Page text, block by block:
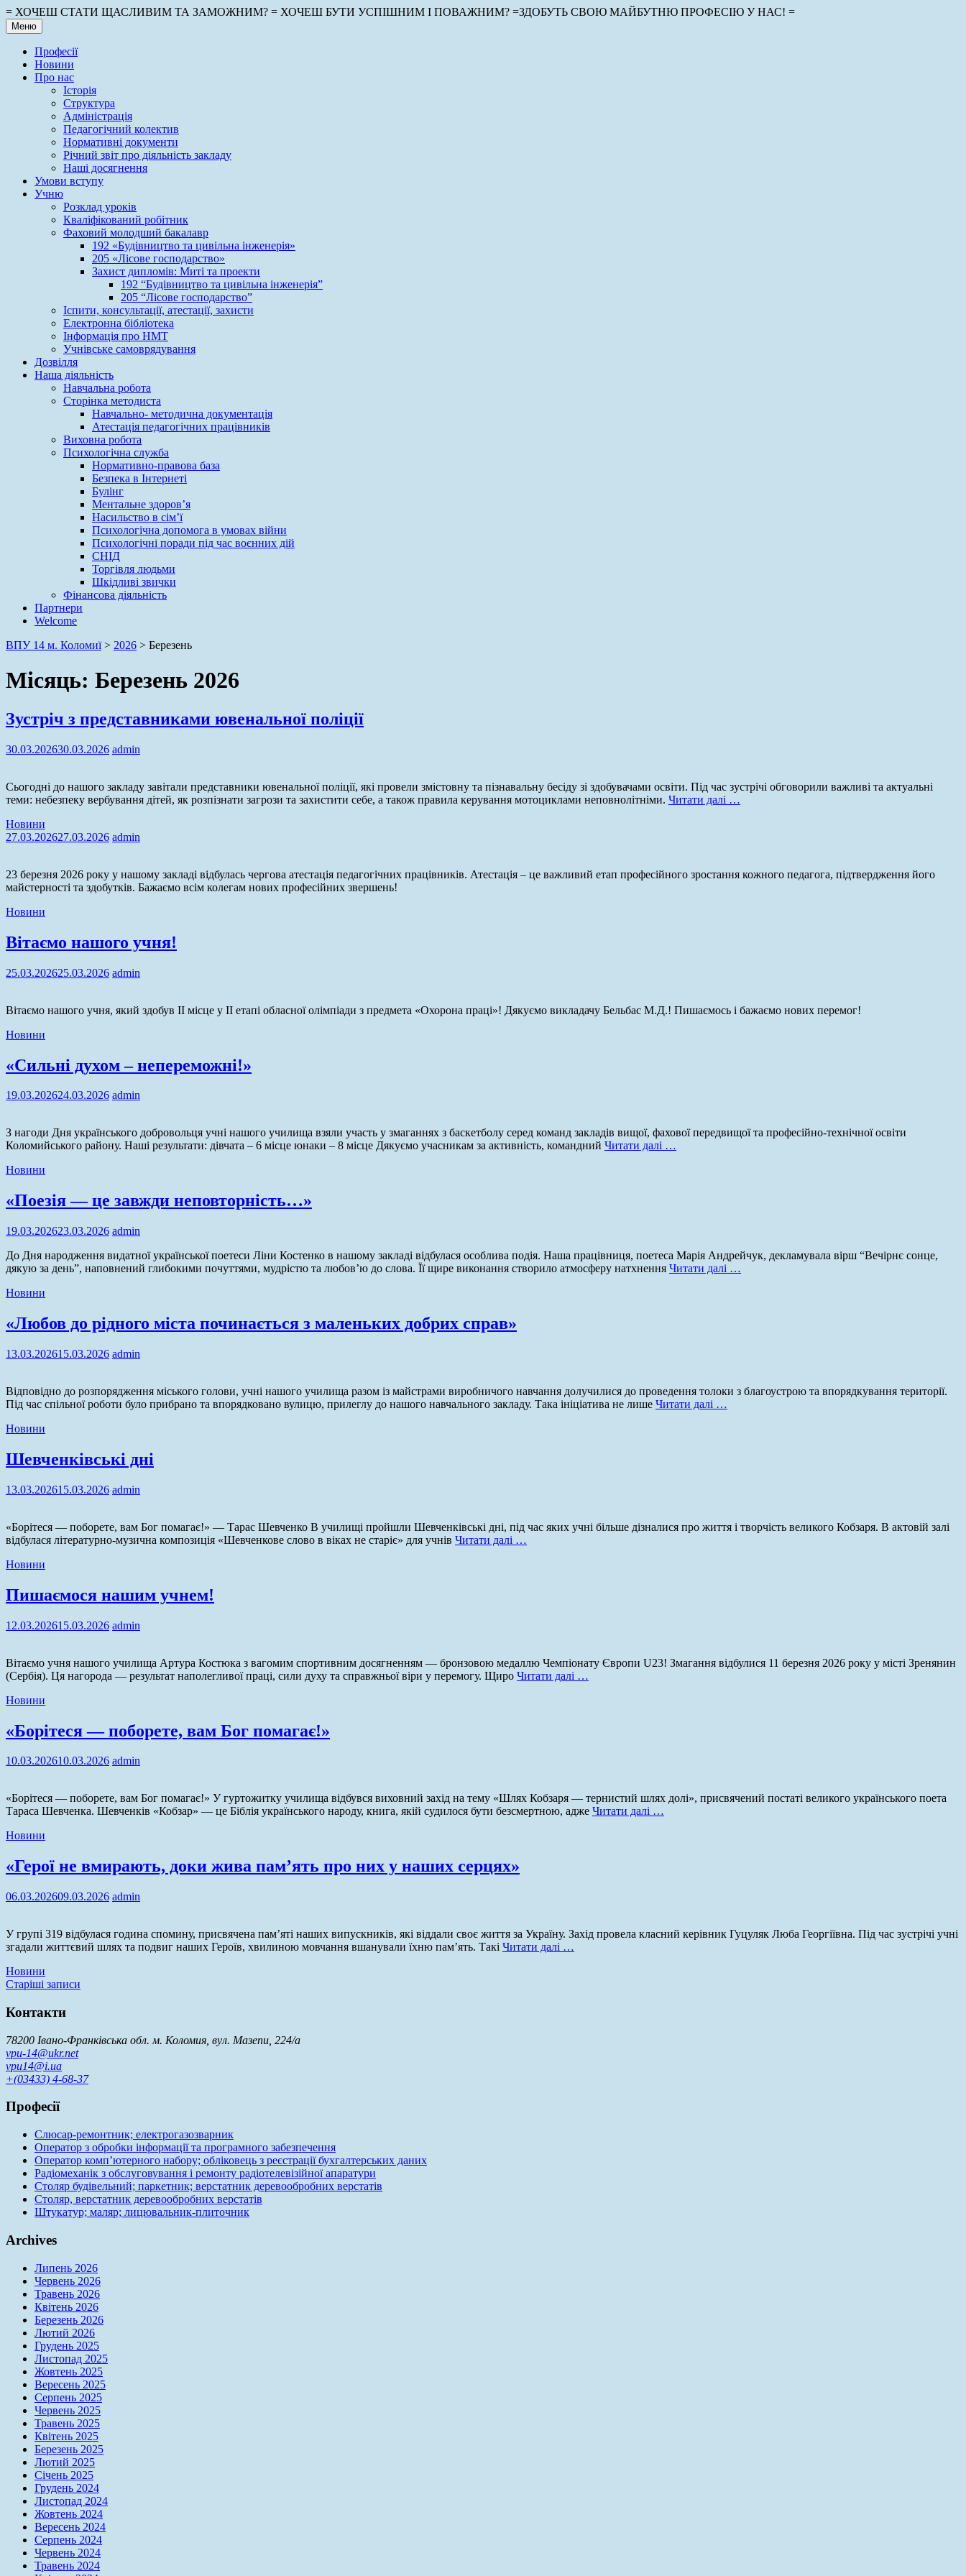
Перейти
до
вмісту
= ХОЧЕШ СТАТИ ЩАСЛИВИМ ТА ЗАМОЖНИМ? = ХОЧЕШ БУТИ УСПІШНИМ І ПОВАЖНИМ? =ЗДОБУТЬ СВОЮ МАЙБУТНЮ ПРОФЕСІЮ У НАС! =
Меню
Професії
Новини
Про нас
Історія
Структура
Адміністрація
Педагогічний колектив
Нормативні документи
Річний звіт про діяльність закладу
Наші досягнення
Умови вступу
Учню
Розклад уроків
Кваліфікований робітник
Фаховий молодший бакалавр
192 «Будівництво та цивільна інженерія»
205 «Лісове господарство»
Захист дипломів: Миті та проекти
192 “Будівництво та цивільна інженерія”
205 “Лісове господарство”
Іспити, консультації, атестації, захисти
Електронна бібліотека
Інформація про НМТ
Учнівське самоврядування
Дозвілля
Наша діяльність
Навчальна робота
Сторінка методиста
Навчально- методична документація
Атестація педагогічних працівників
Виховна робота
Психологічна служба
Нормативно-правова база
Безпека в Інтернеті
Булінг
Ментальне здоров’я
Насильство в сім’ї
Психологічна допомога в умовах війни
Психологічні поради під час воєнних дій
СНІД
Торгівля людьми
Шкідливі звички
Фінансова діяльність
Партнери
Welcome
ВПУ 14 м. Коломиї> 2026 > Березень
Місяць: Березень 2026
Зустріч з представниками ювенальної поліції
30.03.202630.03.2026 admin
Сьогодні до нашого закладу завітали представники ювенальної поліції, які провели змістовну та пізнавальну бесіду зі здобувачами освіти. Під час зустрічі обговорили важливі та актуальні
теми: небезпеку вербування дітей, як розпізнати загрози та захистити себе, а також правила керування мотоциклами неповнолітніми. Читати далі …
Новини
27.03.202627.03.2026 admin
23 березня 2026 року у нашому закладі відбулась чергова атестація педагогічних працівників. Атестація – це важливий етап професійного зростання кожного педагога, підтвердження його
майстерності та здобутків. Бажаємо всім колегам нових професійних звершень!
Новини
Вітаємо нашого учня!
25.03.202625.03.2026 admin
Вітаємо нашого учня, який здобув ІІ місце у ІІ етапі обласної олімпіади з предмета «Охорона праці»! Дякуємо викладачу Бельбас М.Д.! Пишаємось і бажаємо нових перемог!
Новини
«Сильні духом – непереможні!»
19.03.202624.03.2026 admin
З нагоди Дня українського добровольця учні нашого училища взяли участь у змаганнях з баскетболу серед команд закладів вищої, фахової передвищої та професійно-технічної освіти
Коломийського району. Наші результати: дівчата – 6 місце юнаки – 8 місце Дякуємо учасникам за активність, командний Читати далі …
Новини
«Поезія — це завжди неповторність…»
19.03.202623.03.2026 admin
До Дня народження видатної української поетеси Ліни Костенко в нашому закладі відбулася особлива подія. Наша працівниця, поетеса Марія Андрейчук, декламувала вірш “Вечірнє сонце,
дякую за день”, наповнений глибокими почуттями, мудрістю та любов’ю до слова. Її щире виконання створило атмосферу натхнення Читати далі …
Новини
«Любов до рідного міста починається з маленьких добрих справ»
13.03.202615.03.2026 admin
Відповідно до розпорядження міського голови, учні нашого училища разом із майстрами виробничого навчання долучилися до проведення толоки з благоустрою та впорядкування території.
Під час спільної роботи було прибрано та впорядковано вулицю, прилеглу до нашого навчального закладу. Така ініціатива не лише Читати далі …
Новини
Шевченківські дні
13.03.202615.03.2026 admin
«Борітеся — поборете, вам Бог помагає!» — Тарас Шевченко В училищі пройшли Шевченківські дні, під час яких учні більше дізналися про життя і творчість великого Кобзаря. В актовій залі
відбулася літературно-музична композиція «Шевченкове слово в віках не старіє» для учнів Читати далі …
Новини
Пишаємося нашим учнем!
12.03.202615.03.2026 admin
Вітаємо учня нашого училища Артура Костюка з вагомим спортивним досягненням — бронзовою медаллю Чемпіонату Європи U23! Змагання відбулися 11 березня 2026 року у місті Зренянин
(Сербія). Ця нагорода — результат наполегливої праці, сили духу та справжньої віри у перемогу. Щиро Читати далі …
Новини
«Борітеся — поборете, вам Бог помагає!»
10.03.202610.03.2026 admin
«Борітеся — поборете, вам Бог помагає!» У гуртожитку училища відбувся виховний захід на тему «Шлях Кобзаря — тернистий шлях долі», присвячений постаті великого українського поета
Тараса Шевченка. Шевченків «Кобзар» — це Біблія українського народу, книга, якій судилося бути безсмертною, адже Читати далі …
Новини
«Герої не вмирають, доки жива пам’ять про них у наших серцях»
06.03.202609.03.2026 admin
У групі 319 відбулася година спомину, присвячена пам’яті наших випускників, які віддали своє життя за Україну. Захід провела класний керівник Гуцуляк Люба Георгіївна. Під час зустрічі учні
згадали життєвий шлях та подвиг наших Героїв, хвилиною мовчання вшанували їхню пам’ять. Такі Читати далі …
Новини
Навігація
за
Старіші записи
Контакти
78200 Івано-Франківська обл. м. Коломия, вул. Мазепи, 224/а
vpu-14@ukr.net
vpu14@i.ua
+(03433) 4-68-37
Професії
Слюсар-ремонтник; електрогазозварник
Оператор з обробки інформації та програмного забезпечення
Оператор комп’ютерного набору; обліковець з реєстрації бухгалтерських даних
Радіомеханік з обслуговування і ремонту радіотелевізійної апаратури
Столяр будівельний; паркетник; верстатник деревообробних верстатів
Столяр, верстатник деревообробних верстатів
Штукатур; маляр; лицювальник-плиточник
Archives
Липень 2026
Червень 2026
Травень 2026
Квітень 2026
Березень 2026
Лютий 2026
Грудень 2025
Листопад 2025
Жовтень 2025
Вересень 2025
Серпень 2025
Червень 2025
Травень 2025
Квітень 2025
Березень 2025
Лютий 2025
Січень 2025
Грудень 2024
Листопад 2024
Жовтень 2024
Вересень 2024
Серпень 2024
Червень 2024
Травень 2024